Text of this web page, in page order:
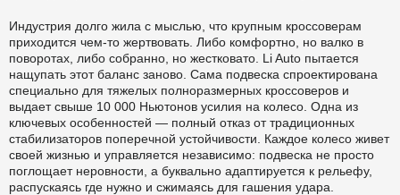
Индустрия долго жила с мыслью, что крупным кроссоверам
приходится чем-то жертвовать. Либо комфортно, но валко в
поворотах, либо собранно, но жестковато. Li Auto пытается
нащупать этот баланс заново. Сама подвеска спроектирована
специально для тяжелых полноразмерных кроссоверов и
выдает свыше 10 000 Ньютонов усилия на колесо. Одна из
ключевых особенностей — полный отказ от традиционных
стабилизаторов поперечной устойчивости. Каждое колесо живет
своей жизнью и управляется независимо: подвеска не просто
поглощает неровности, а буквально адаптируется к рельефу,
распускаясь где нужно и сжимаясь для гашения удара.